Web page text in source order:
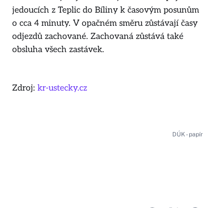
jedoucích z Teplic do Bíliny k časovým posunům
o cca 4 minuty. V opačném směru zůstávají časy
odjezdů zachované. Zachovaná zůstává také
obsluha všech zastávek.
Zdroj: kr-ustecky.cz
DÚK - papír